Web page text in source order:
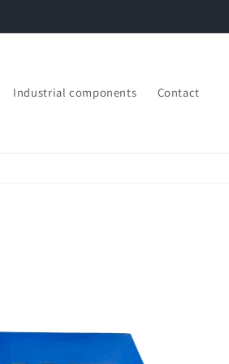
Industrial components Contact